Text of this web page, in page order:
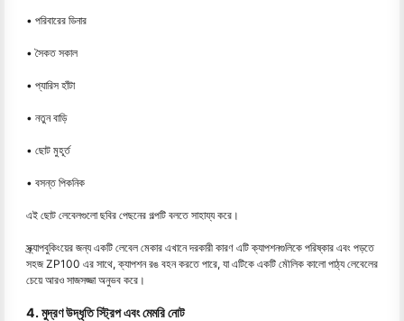
• পরিবারের ডিনার
• সৈকত সকাল
• প্যারিস হাঁটা
• নতুন বাড়ি
• ছোট মুহূর্ত
• বসন্ত পিকনিক
এই ছোট লেবেলগুলো ছবির পেছনের গল্পটি বলতে সাহায্য করে।
স্ক্র্যাপবুকিংয়ের জন্য একটি লেবেল মেকার এখানে দরকারী কারণ এটি ক্যাপশনগুলিকে পরিষ্কার এবং পড়তে
সহজ ZP100 এর সাথে, ক্যাপশন রঙ বহন করতে পারে, যা এটিকে একটি মৌলিক কালো পাঠ্য লেবেলের
চেয়ে আরও সাজসজ্জা অনুভব করে।
4. মুদ্রণ উদ্ধৃতি স্ট্রিপ এবং মেমরি নোট